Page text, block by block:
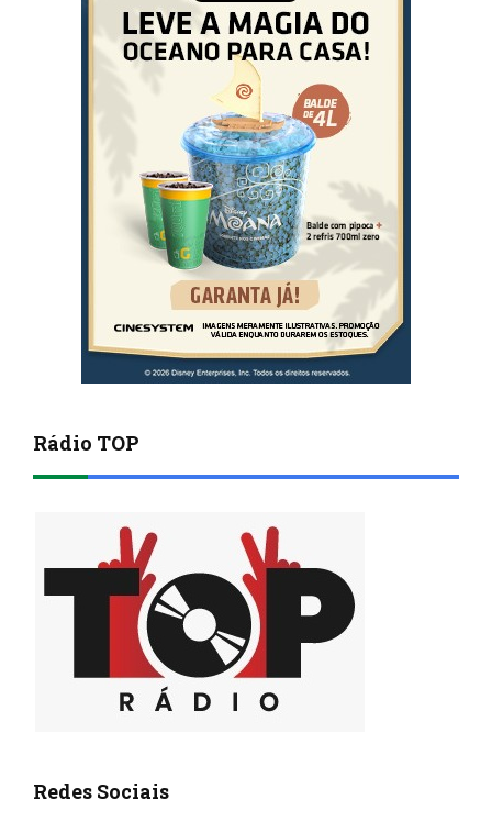
Rádio TOP
Redes Sociais